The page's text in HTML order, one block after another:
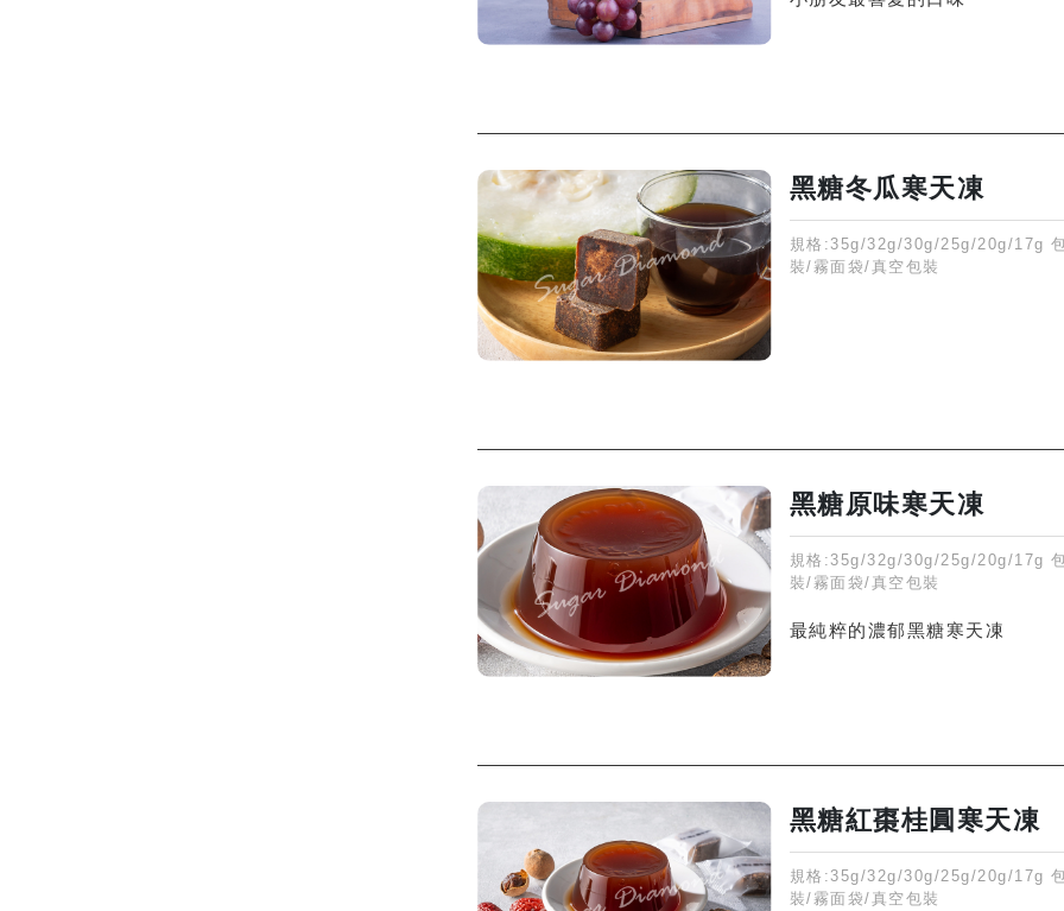
黑糖冬瓜寒天凍
規格:35g/32g/30g/25g/20g/17g
裝/霧面袋/真空包裝
黑糖原味寒天凍
規格:35g/32g/30g/25g/20g/17g
裝/霧面袋/真空包裝
最純粹的濃郁黑糖寒天凍
黑糖紅棗桂圓寒天凍
規格:35g/32g/30g/25g/20g/17g
裝/霧面袋/真空包裝